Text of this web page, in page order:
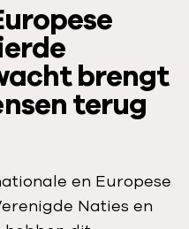
brengt
terug
en Europese
Naties en